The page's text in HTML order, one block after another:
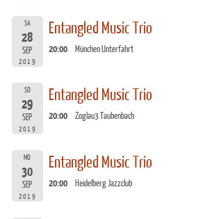
SA
28
SEP
2019
Entangled Music Trio
20:00 München Unterfahrt
SO
29
SEP
2019
Entangled Music Trio
20:00 Zoglau3 Taubenbach
MO
30
SEP
2019
Entangled Music Trio
20:00 Heidelberg Jazzclub